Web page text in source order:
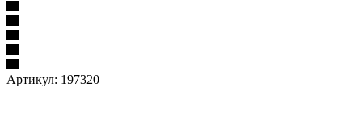
Артикул: 197320